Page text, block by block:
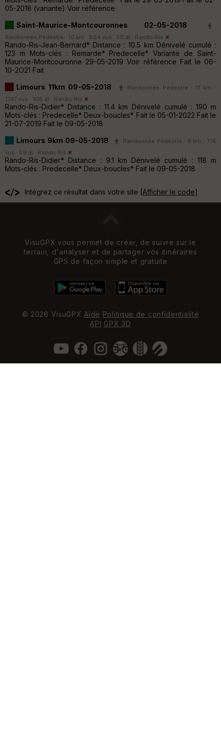
05-2018 (variante) Voir référence
Saint-Maurice-Montcouronnes 02-05-2018
Randonnée Pédestre · 10 km · 804 vus · 50 dl · Rando Ris
Rando-Ris-Jean-Bernard* Distance : 10.5 km Dénivelé cumulé :
123 m Mots-clés : Remarde* Predecelle* Variante de Saint-
Maurice-Montcouronne 29-05-2019 Voir référence Fait le 06-
10-2O21 Fait
Limours 11km 09-05-2018
Randonnée Pédestre · 11 km ·
1147 vus · 108 dl · Rando Ris
Rando-Ris-Didier* Distance : 11.4 km Dénivelé cumulé : 190 m
Mots-clés : Predecelle* Deux-boucles* Fait le 05-01-2022 Fait le
21-07-2019 Fait le 09-05-2018
Limours 9km 09-05-2018
Randonnée Pédestre · 9 km · 774
vus · 59 dl · Rando Ris
Rando-Ris-Didier* Distance : 9.1 km Dénivelé cumulé : 118 m
Mots-clés : Predecelle* Deux-boucles* Fait le 09-05-2018
Intégrez ce résultat dans votre site [Afficher le code]
VisuGPX vous permet de créer, de suivre sur le
terrain, d'analyser et de partager vos itinéraires
GPS de façon simple et gratuite
© 2026 VisuGPX Aide Politique de confidentialité
API GPX 3D